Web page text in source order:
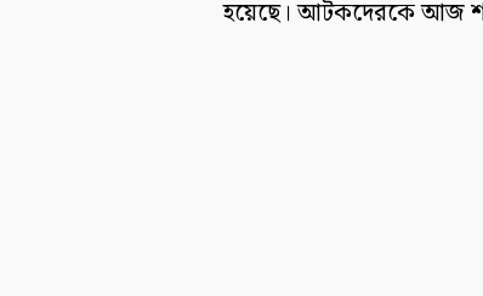
হয়েছে। আটকদেরকে আজ